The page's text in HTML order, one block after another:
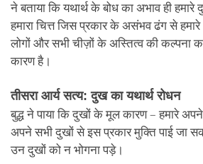
ने बताया कि यथार्थ के बोध का अभाव ही
हमारा चित्त जिस प्रकार के असंभव ढंग से
लोगों और सभी चीज़ों के अस्तित्व की कल्पना
कारण है।
तीसरा आर्य सत्य: दुख का यथार्थ रोधन
बुद्ध ने पाया कि दुखों के मूल कारण – हमारे
अपने सभी दुखों से इस प्रकार मुक्ति पाई जा
उन दुखों को न भोगना पड़े।